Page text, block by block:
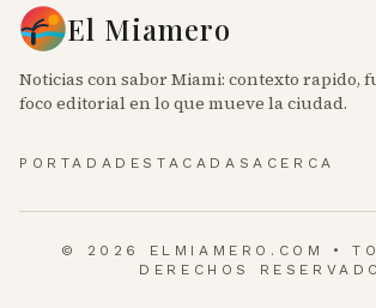
El Miamero
Noticias con sabor Miami: contexto rapido,
foco editorial en lo que mueve la ciudad.
PORTADA DESTACADASACERCA
© 2026 ELMIAMERO.COM •
DERECHOS